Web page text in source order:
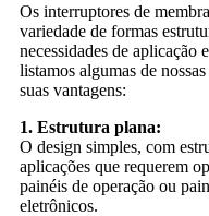
Os interruptores de
variedade de formas
necessidades de
listamos algumas de
suas vantagens:
1. Estrutura plana:
O design simples, com
aplicações que requerem
painéis de operação ou
eletrônicos.